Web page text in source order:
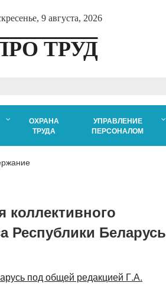
9 августа, 2026
ТРУД
ОХРАНА
ТРУДА
УПРАВЛЕНИЕ
ПЕРСОНАЛОМ
коллективного
Республики Беларусь
под общей редакцией Г.А.